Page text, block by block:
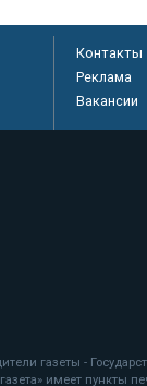
Контакты
Реклама
Вакансии
газеты -
имеет пункты